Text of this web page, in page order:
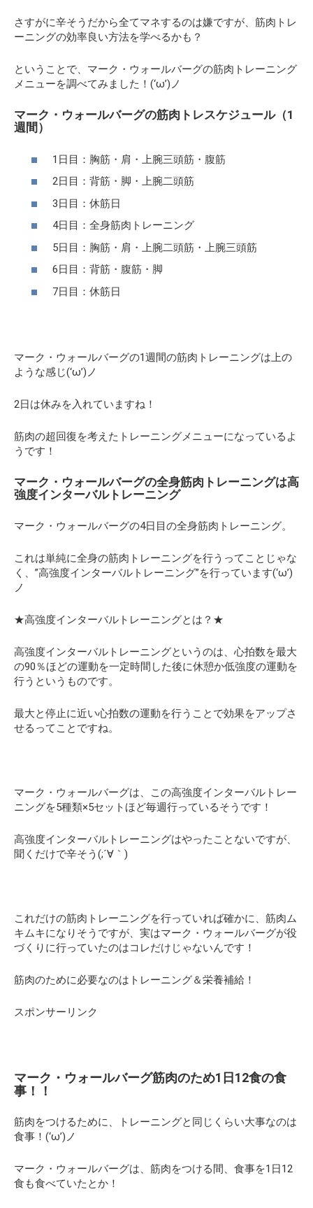
さすがに辛そうだから全てマネするのは嫌ですが、筋肉トレ
ーニングの効率良い方法を学べるかも？
ということで、マーク・ウォールバーグの筋肉トレーニング
メニューを調べてみました！(‘ω’)ノ
マーク・ウォールバーグの筋肉トレスケジュール（1
週間）
1日目：胸筋・肩・上腕三頭筋・腹筋
2日目：背筋・脚・上腕二頭筋
3日目：休筋日
4日目：全身筋肉トレーニング
5日目：胸筋・肩・上腕二頭筋・上腕三頭筋
6日目：背筋・腹筋・脚
7日目：休筋日
マーク・ウォールバーグの1週間の筋肉トレーニングは上の
ような感じ(‘ω’)ノ
2日は休みを入れていますね！
筋肉の超回復を考えたトレーニングメニューになっているよ
うです！
マーク・ウォールバーグの全身筋肉トレーニングは高
強度インターバルトレーニング
マーク・ウォールバーグの4日目の全身筋肉トレーニング。
これは単純に全身の筋肉トレーニングを行うってことじゃな
く、 ”高強度インターバルトレーニング”を行っています(‘ω’)
ノ
★高強度インターバルトレーニングとは？★
高強度インターバルトレーニングというのは、心拍数を最大
の90％ほどの運動を一定時間した後に休憩か低強度の運動を
行うというものです。
最大と停止に近い心拍数の運動を行うことで効果をアップさ
せるってことですね。
マーク・ウォールバーグは、この高強度インターバルトレー
ニングを5種類×5セットほど毎週行っているそうです！
高強度インターバルトレーニングはやったことないですが、
聞くだけで辛そう(;´∀｀)
これだけの筋肉トレーニングを行っていれば確かに、筋肉ム
キムキになりそうですが、実はマーク・ウォールバーグが役
づくりに行っていたのはコレだけじゃないんです！
筋肉のために必要なのはトレーニング＆栄養補給！
スポンサーリンク
マーク・ウォールバーグ筋肉のため1日12食の食
事！！
筋肉をつけるために、トレーニングと同じくらい大事なのは
食事！(‘ω’)ノ
マーク・ウォールバーグは、筋肉をつける間、食事を1日12
食も食べていたとか！